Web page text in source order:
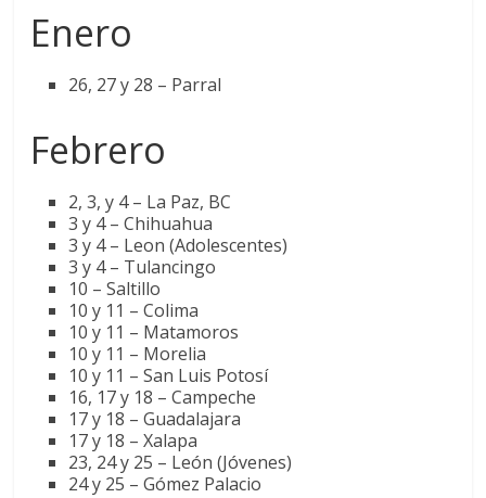
Enero
26, 27 y 28 – Parral
Febrero
2, 3, y 4 – La Paz, BC
3 y 4 – Chihuahua
3 y 4 – Leon (Adolescentes)
3 y 4 – Tulancingo
10 – Saltillo
10 y 11 – Colima
10 y 11 – Matamoros
10 y 11 – Morelia
10 y 11 – San Luis Potosí
16, 17 y 18 – Campeche
17 y 18 – Guadalajara
17 y 18 – Xalapa
23, 24 y 25 – León (Jóvenes)
24 y 25 – Gómez Palacio